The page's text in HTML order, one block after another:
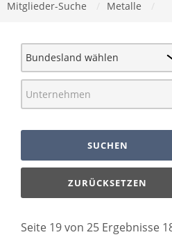
Mitglieder-Suche Metalle
SUCHEN
ZURÜCKSETZEN
Seite 19 von 25 Ergebnisse